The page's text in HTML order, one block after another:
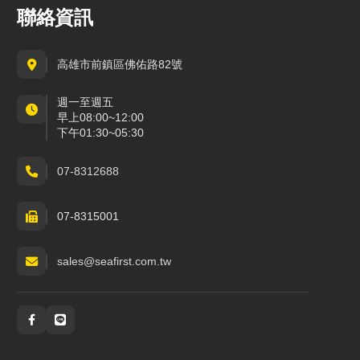
聯絡資訊
高雄市前鎮區佛佑路82號
週一至週五
早上08:00~12:00
下午01:30~05:30
07-8312688
07-8315001
sales@seafirst.com.tw
社群與通訊